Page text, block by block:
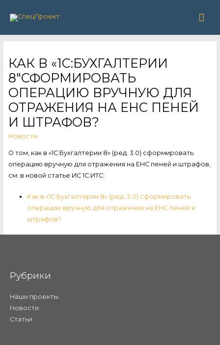
КАК В «1С:БУХГАЛТЕРИИ
8″СФОРМИРОВАТЬ
ОПЕРАЦИЮ ВРУЧНУЮ ДЛЯ
ОТРАЖЕНИЯ НА ЕНС ПЕНЕЙ
И ШТРАФОВ?
Новости
О том, как в «1С:Бухгалтерии 8» (ред. 3.0) сформировать
операцию вручную для отражения на ЕНС пеней и штрафов,
см. в новой статье ИС 1С:ИТС:
Как в «1С:Бухгалтерии 8» (ред. 3.0) сформировать
операцию вручную для отражения на ЕНС пеней и
штрафов?
Рубрики
Наши проекты
Новости
Статьи